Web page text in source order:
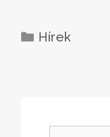
Kategória
Hírek